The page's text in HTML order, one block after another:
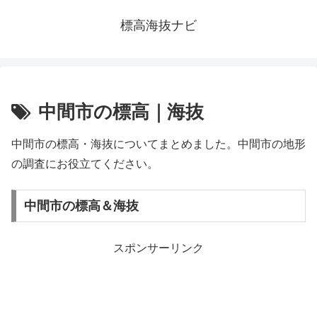
標高海抜ナビ
中間市の標高｜海抜
中間市の標高・海抜についてまとめました。中間市の地形
の調査にお役立てください。
中間市の標高＆海抜
スポンサーリンク